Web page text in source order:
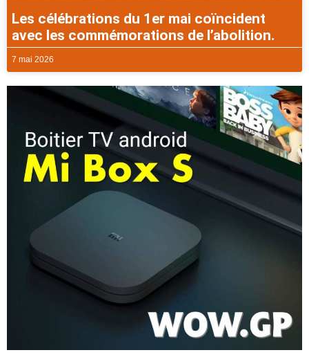
Les célébrations du 1er mai coïncident
avec les commémorations de l’abolition.
7 mai 2026